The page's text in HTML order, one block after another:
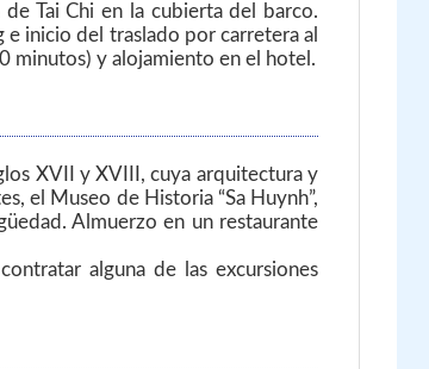
Tai Chi en la cubierta del barco.
inicio del traslado por carretera al
minutos) y alojamiento en el hotel.
XVII y XVIII, cuya arquitectura y
el Museo de Historia “Sa Huynh”,
Almuerzo en un restaurante
alguna de las excursiones